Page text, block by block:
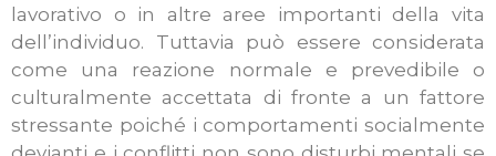
lavorativo o in altre aree importanti della vita
dell’individuo. Tuttavia può essere considerata
come una reazione normale e prevedibile o
culturalmente accettata di fronte a un fattore
stressante poiché i comportamenti socialmente